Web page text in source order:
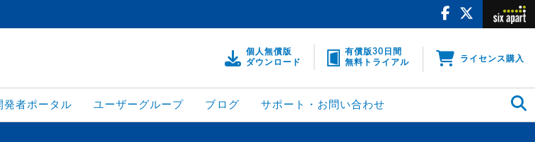
個人無償版
ダウンロード
有償版30日間
無料トライアル
ライセンス購入
発者ポータル ユーザーグループ ブログ サポート・お問い合わせ